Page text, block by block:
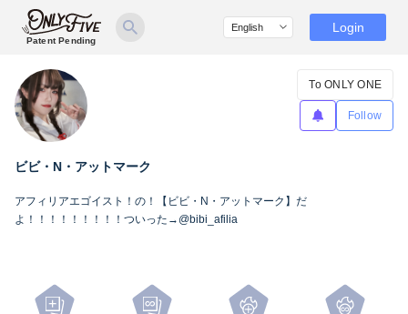
Patent Pending
Login
ビビ・N・アットマーク
To ONLY ONE
Follow
アフィリアエゴイスト！の！【ビビ・N・アットマーク】だ
よ！！！！！！！！！ついった→@bibi_afilia